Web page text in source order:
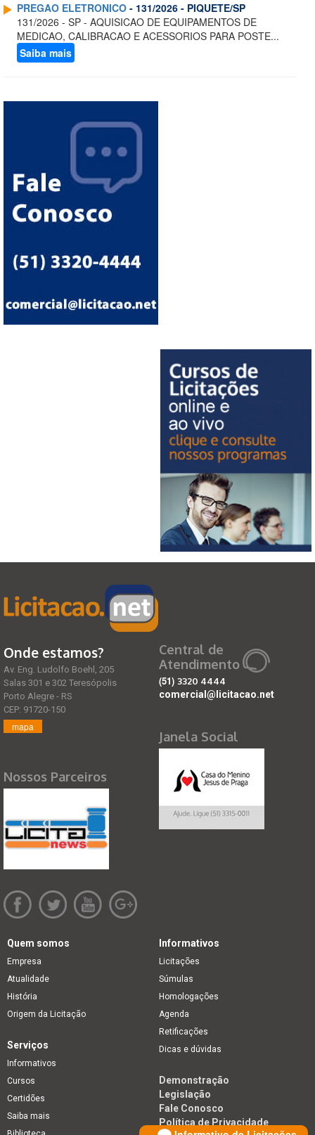
PREGAO ELETRONICO - 131/2026 - PIQUETE/SP
131/2026 - SP - AQUISICAO DE EQUIPAMENTOS DE
MEDICAO, CALIBRACAO E ACESSORIOS PARA POSTE...
Saiba mais
Onde estamos?
Av. Eng. Ludolfo Boehl, 205
Salas 301 e 302 Teresópolis
Porto Alegre - RS
CEP: 91720-150
mapa
Nossos Parceiros
Central de
Atendimento
(51) 3320 4444
comercial@licitacao.net
Janela Social
Quem somos
Empresa
Atualidade
História
Origem da Licitação
Informativos
Licitações
Súmulas
Homologações
Agenda
Retificações
Dicas e dúvidas
Serviços
Informativos
Cursos
Certidões
Saiba mais
Demonstração
Legislação
Fale Conosco
Política de Privacidade